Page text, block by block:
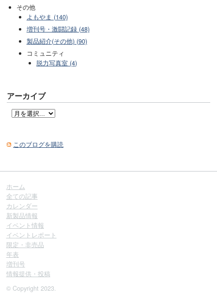
その他
よもやま (140)
増刊号・激闘記録 (48)
製品紹介(その他) (90)
コミュニティ
脱力写真室 (4)
アーカイブ
このブログを購読
ホーム
全ての記事
カレンダー
新製品情報
イベント情報
イベントレポート
限定・非売品
年表
増刊号
情報提供・投稿
© Copyright 2023.